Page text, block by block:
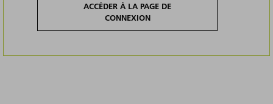
ACCÉDER À LA PAGE DE
CONNEXION